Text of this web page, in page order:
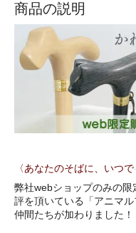
商品の説明
〈あなたのそばに、いつで
弊社webショップのみの
評を頂いている「アニマ
仲間たちが加わりました！